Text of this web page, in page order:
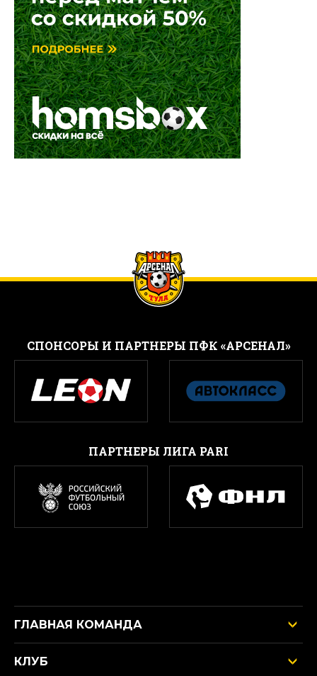
CПОНСОРЫ И ПАРТНЕРЫ ПФК «АРСЕНАЛ»
ПАРТНЕРЫ ЛИГА PARI
ГЛАВНАЯ КОМАНДА
КЛУБ